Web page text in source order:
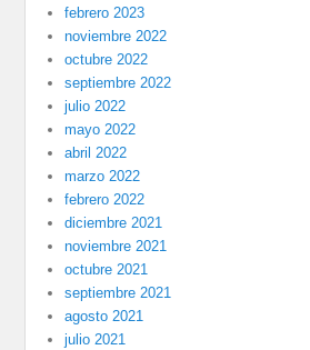
febrero 2023
noviembre 2022
octubre 2022
septiembre 2022
julio 2022
mayo 2022
abril 2022
marzo 2022
febrero 2022
diciembre 2021
noviembre 2021
octubre 2021
septiembre 2021
agosto 2021
julio 2021